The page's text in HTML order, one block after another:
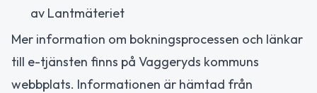
av Lantmäteriet
Mer information om bokningsprocessen och länkar
till e-tjänsten finns på Vaggeryds kommuns
webbplats. Informationen är hämtad från